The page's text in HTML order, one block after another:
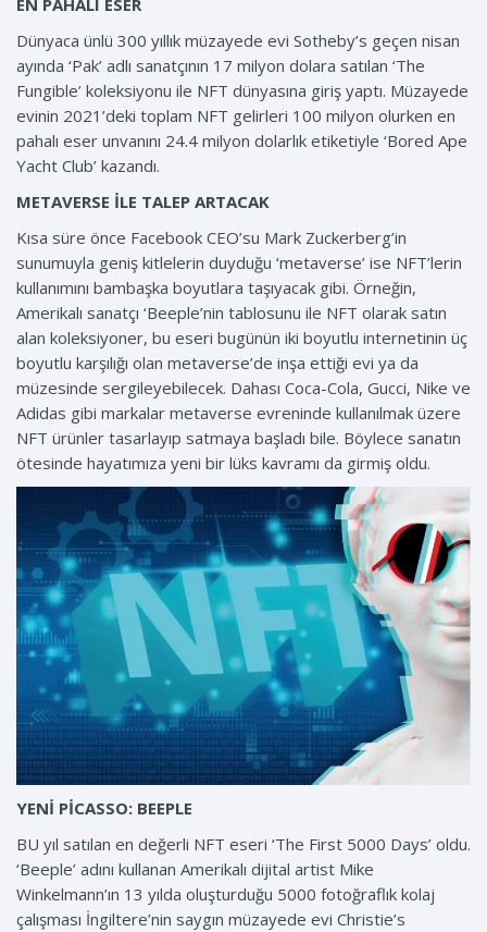
Dünyaca ünlü 300 yıllık müzayede evi Sotheby’s geçen nisan
ayında ‘Pak’ adlı sanatçının 17 milyon dolara satılan ‘The
Fungible’ koleksiyonu ile NFT dünyasına giriş yaptı. Müzayede
evinin 2021’deki toplam NFT gelirleri 100 milyon olurken en
pahalı eser unvanını 24.4 milyon dolarlık etiketiyle ‘Bored Ape
Yacht Club’ kazandı.
METAVERSE İLE TALEP ARTACAK
Kısa süre önce Facebook CEO’su Mark Zuckerberg’in
sunumuyla geniş kitlelerin duyduğu ‘metaverse’ ise NFT’lerin
kullanımını bambaşka boyutlara taşıyacak gibi. Örneğin,
Amerikalı sanatçı ‘Beeple’nin tablosunu ile NFT olarak satın
alan koleksiyoner, bu eseri bugünün iki boyutlu internetinin üç
boyutlu karşılığı olan metaverse’de inşa ettiği evi ya da
müzesinde sergileyebilecek. Dahası Coca-Cola, Gucci, Nike ve
Adidas gibi markalar metaverse evreninde kullanılmak üzere
NFT ürünler tasarlayıp satmaya başladı bile. Böylece sanatın
ötesinde hayatımıza yeni bir lüks kavramı da girmiş oldu.
YENİ PİCASSO: BEEPLE
BU yıl satılan en değerli NFT eseri ‘The First 5000 Days’ oldu.
‘Beeple’ adını kullanan Amerikalı dijital artist Mike
Winkelmann’ın 13 yılda oluşturduğu 5000 fotoğraflık kolaj
çalışması İngiltere’nin saygın müzayede evi Christie’s